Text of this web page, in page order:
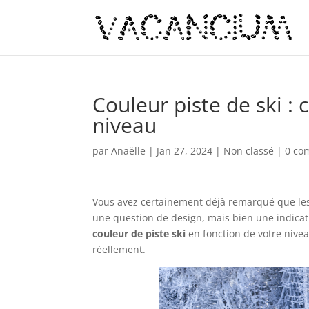
Couleur piste de ski :
niveau
parAnaëlle | Jan 27, 2024 | Non classé |0
Vous avez certainement déjà remarqué que
une question de design, mais bien une
couleur de piste ski en fonction de votre
réellement.